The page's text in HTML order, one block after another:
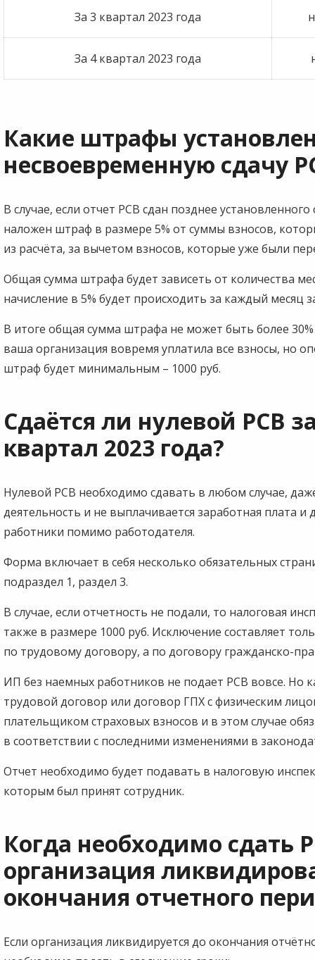
За 3 квартал 2023 года
За 4 квартал 2023 года
Какие штрафы
несвоевременную сдачу
В случае, если отчет РСВ сдан позднее
наложен штраф в размере 5% от суммы взносов,
из расчёта, за вычетом взносов, которые уже были
Общая сумма штрафа будет зависеть от количества
начисление в 5% будет происходить за каждый месяц
В итоге общая сумма штрафа не может быть более 30%
ваша организация вовремя уплатила все взносы, но
штраф будет минимальным – 1000 руб.
Сдаётся ли нулевой РСВ
квартал 2023 года?
Нулевой РСВ необходимо сдавать в любом случае,
деятельность и не выплачивается заработная плата и
работники помимо работодателя.
Форма включает в себя несколько обязательных
подраздел 1, раздел 3.
В случае, если отчетность не подали, то налоговая
также в размере 1000 руб. Исключение составляет
по трудовому договору, а по договору гражданско-
ИП без наемных работников не подает РСВ вовсе. Но
трудовой договор или договор ГПХ с физическим
плательщиком страховых взносов и в этом случае
в соответствии с последними изменениями в
Отчет необходимо будет подавать в налоговую
которым был принят сотрудник.
Когда необходимо сдать
организация
окончания отчетного
Если организация ликвидируется до окончания